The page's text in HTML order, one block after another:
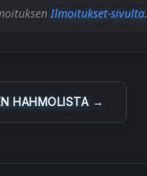
Ilmoitukset-sivulta.
HAHMOLISTA →